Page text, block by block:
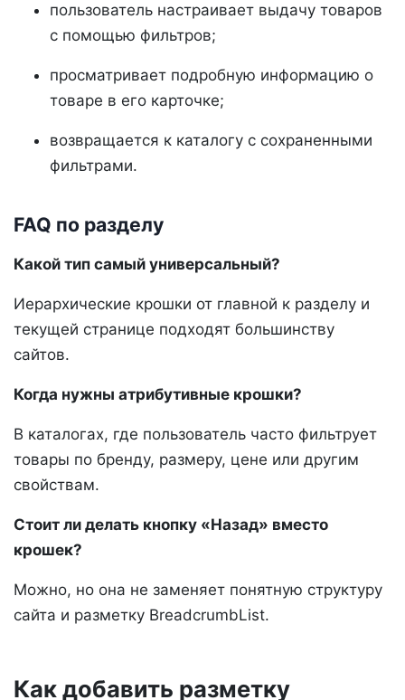
пользователь настраивает выдачу товаров
с помощью фильтров;
просматривает подробную информацию о
товаре в его карточке;
возвращается к каталогу с сохраненными
фильтрами.
FAQ по разделу
Какой тип самый универсальный?
Иерархические крошки от главной к разделу и
текущей странице подходят большинству
сайтов.
Когда нужны атрибутивные крошки?
В каталогах, где пользователь часто фильтрует
товары по бренду, размеру, цене или другим
свойствам.
Стоит ли делать кнопку «Назад» вместо
крошек?
Можно, но она не заменяет понятную структуру
сайта и разметку BreadcrumbList.
Как добавить разметку